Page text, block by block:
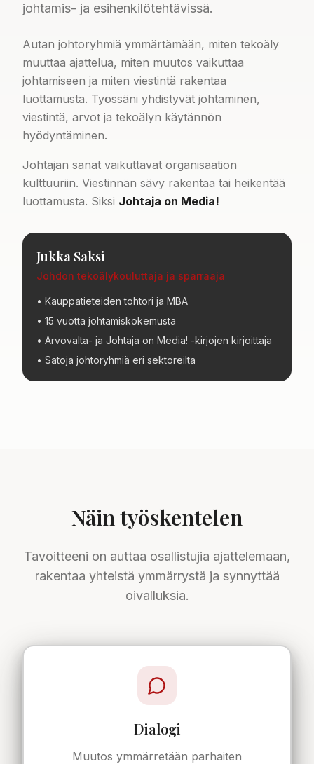
johtamis- ja esihenkilötehtävissä.
Autan johtoryhmiä ymmärtämään, miten tekoäly
muuttaa ajattelua, miten muutos vaikuttaa
johtamiseen ja miten viestintä rakentaa
luottamusta. Työssäni yhdistyvät johtaminen,
viestintä, arvot ja tekoälyn käytännön
hyödyntäminen.
Johtajan sanat vaikuttavat organisaation
kulttuuriin. Viestinnän sävy rakentaa tai heikentää
luottamusta. Siksi Johtaja on Media!
Jukka Saksi
Johdon tekoälykouluttaja ja sparraaja
• Kauppatieteiden tohtori ja MBA
• 15 vuotta johtamiskokemusta
• Arvovalta- ja Johtaja on Media! -kirjojen kirjoittaja
• Satoja johtoryhmiä eri sektoreilta
Näin työskentelen
Tavoitteeni on auttaa osallistujia ajattelemaan,
rakentaa yhteistä ymmärrystä ja synnyttää
oivalluksia.
Dialogi
Muutos ymmärretään parhaiten